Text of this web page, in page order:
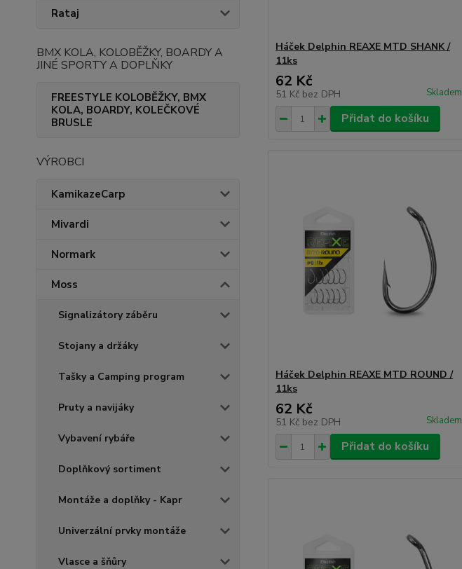
Rataj
BMX KOLA, KOLOBĚŽKY, BOARDY A
JINÉ SPORTY A DOPLŇKY
FREESTYLE KOLOBĚŽKY, BMX
KOLA, BOARDY, KOLEČKOVÉ
BRUSLE
VÝROBCI
KamikazeCarp
Mivardi
Normark
Moss
Signalizátory záběru
Stojany a držáky
Tašky a Camping program
Pruty a navijáky
Vybavení rybáře
Doplňkový sortiment
Montáže a doplňky - Kapr
Univerzální prvky montáže
Vlasce a šňůry
Háček Delphin REAXE MTD SHANK /
11ks
62 Kč
51 Kč bez DPH Skladem
Přidat do košíku
Háček Delphin REAXE MTD ROUND /
11ks
62 Kč
51 Kč bez DPH Skladem
Přidat do košíku